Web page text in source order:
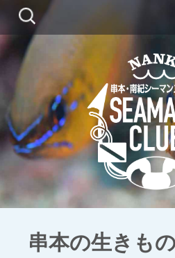
検
索:
コ
ン
ツ
に
串本の生きも